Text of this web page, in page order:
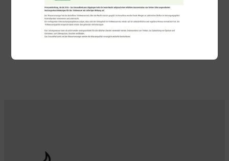
werden.
ZurückAlle Beiträge anzeigen